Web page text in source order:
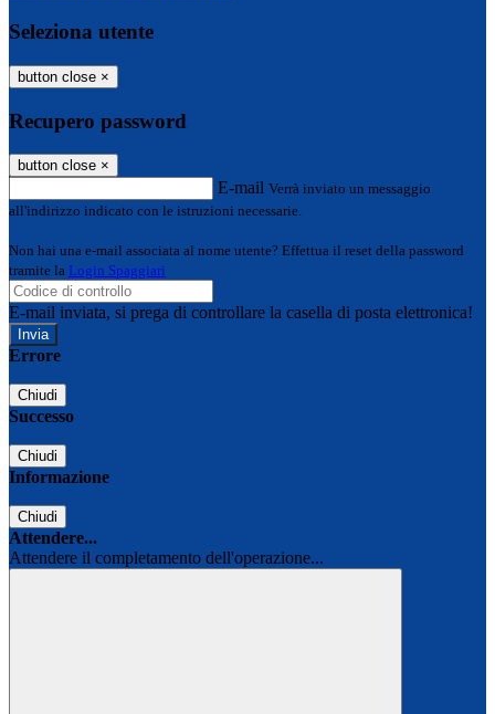
Seleziona utente
button close ×
Recupero password
button close ×
E-mail Verrà inviato un messaggio
all'indirizzo indicato con le istruzioni necessarie.
Non hai una e-mail associata al nome utente? Effettua il reset della password
tramite la Login Spaggiari
E-mail inviata, si prega di controllare la casella di posta elettronica!
Errore
Chiudi
Successo
Chiudi
Informazione
Chiudi
Attendere...
Attendere il completamento dell'operazione...